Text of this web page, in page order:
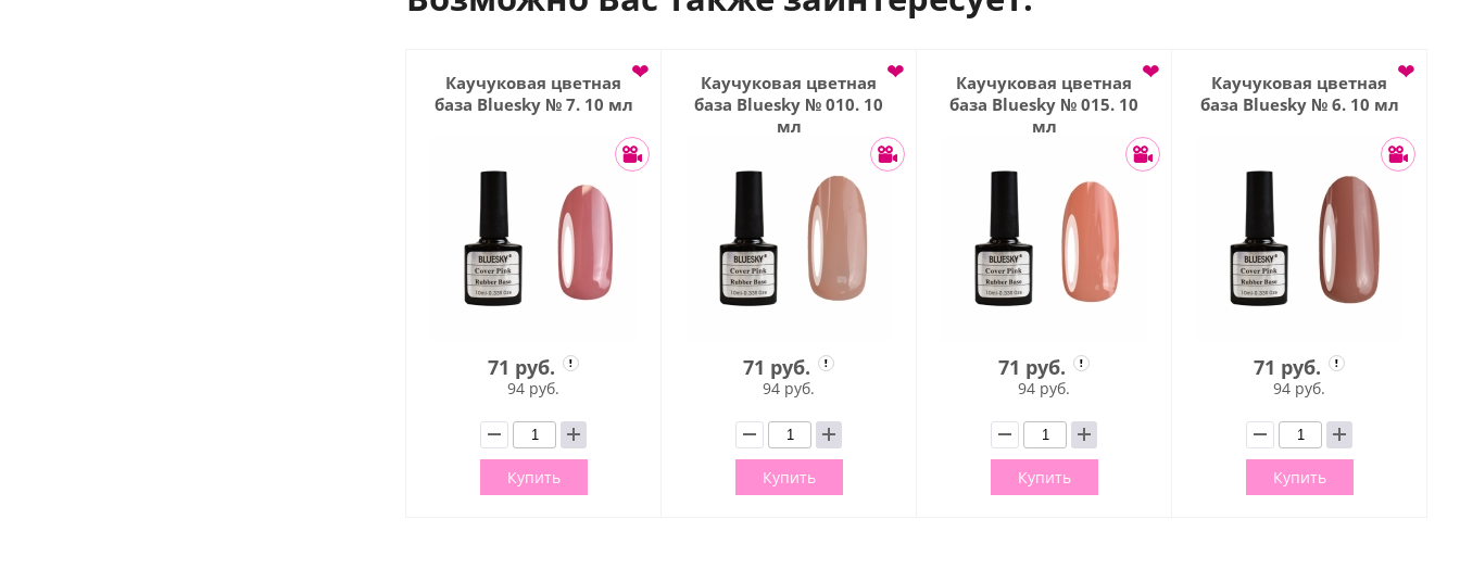
Каучуковая цветная
база Bluesky № 7. 10 мл
❤
71 руб.
94 руб.
Купить
Каучуковая цветная
база Bluesky № 010. 10
мл
❤
71 руб.
94 руб.
Купить
Каучуковая цветная
база Bluesky № 015. 10
мл
❤
71 руб.
94 руб.
Купить
Каучуковая цветная
база Bluesky № 6. 10 мл
❤
71 руб.
94 руб.
Купить